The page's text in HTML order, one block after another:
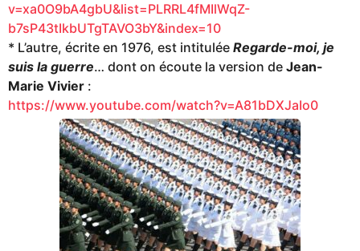
v=xa0O9bA4gbU&list=PLRRL4fMIlWqZ-
b7sP43tIkbUTgTAVO3bY&index=10
* L’autre, écrite en 1976, est intitulée Regarde-moi, je
suis la guerre… dont on écoute la version de Jean-
Marie Vivier :
https://www.youtube.com/watch?v=A81bDXJaIo0